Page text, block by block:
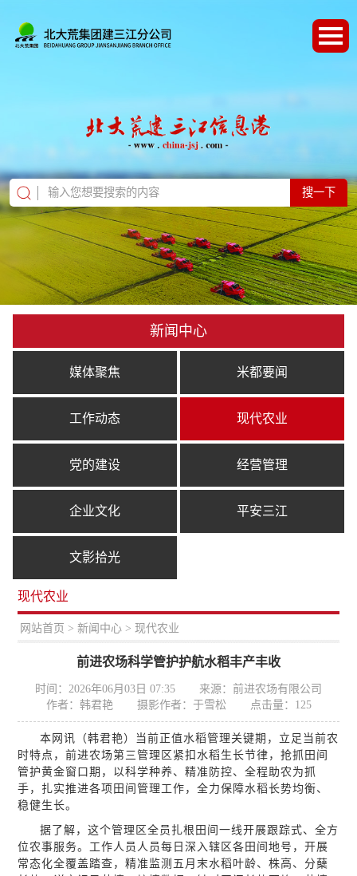
搜一下
新闻中心
媒体聚焦 米都要闻
工作动态 现代农业
党的建设 经营管理
企业文化 平安三江
文影拾光
现代农业
网站首页 > 新闻中心 > 现代农业
前进农场科学管护护航水稻丰产丰收
时间：2026年06月03日 07:35
来源：前进农场有限公司
作者：韩君艳
摄影作者：于雪松 点击量： 125
本网讯（韩君艳）当前正值水稻管理关键期，立足当前农
时特点，前进农场第三管理区紧扣水稻生长节律，抢抓田间
管护黄金窗口期，以科学种养、精准防控、全程助农为抓
手，扎实推进各项田间管理工作，全力保障水稻长势均衡、
稳健生长。
据了解，这个管理区全员扎根田间一线开展跟踪式、全方
位农事服务。工作人员人员每日深入辖区各田间地号，开展
常态化全覆盖踏查，精准监测五月末水稻叶龄、株高、分蘖